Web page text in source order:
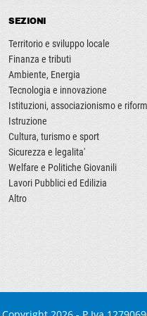
SEZIONI
Territorio e sviluppo locale
Finanza e tributi
Ambiente, Energia
Tecnologia e innovazione
Istituzioni, associazionismo e
Istruzione
Cultura, turismo e sport
Sicurezza e legalita'
Welfare e Politiche Giovanili
Lavori Pubblici ed Edilizia
Altro